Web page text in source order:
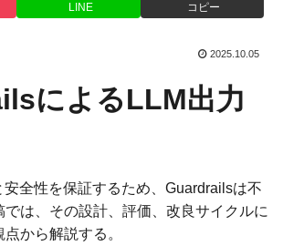
LINE コピー
2025.10.05
によるLLM出力
安全性を保証するため、Guardrailsは不
は、その設計、評価、改良サイクルに
から解説する。